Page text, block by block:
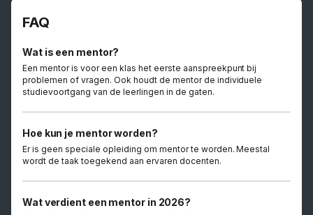
FAQ
Wat is een mentor?
Een mentor is voor een klas het eerste aanspreekpunt bij
problemen of vragen. Ook houdt de mentor de individuele
studievoortgang van de leerlingen in de gaten.
Hoe kun je mentor worden?
Er is geen speciale opleiding om mentor te worden. Meestal
wordt de taak toegekend aan ervaren docenten.
Wat verdient een mentor in 2026?